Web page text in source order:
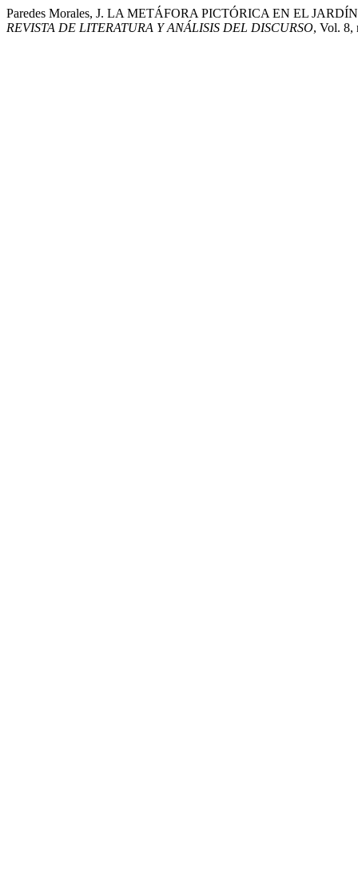
Paredes Morales, J. LA METÁFORA PICTÓRICA EN EL
REVISTA DE LITERATURA Y ANÁLISIS DEL DISCURSO, Vol. 8,